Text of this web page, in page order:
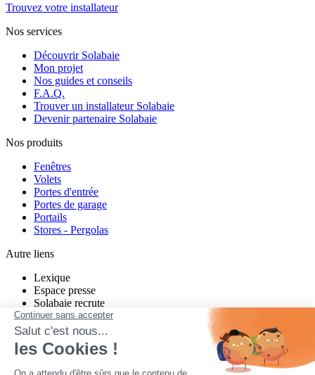
Trouvez votre installateur
Nos services
Découvrir Solabaie
Mon projet
Nos guides et conseils
F.A.Q.
Trouver un installateur Solabaie
Devenir partenaire Solabaie
Nos produits
Fenêtres
Volets
Portes d'entrée
Portes de garage
Portails
Stores - Pergolas
Autre liens
Lexique
Espace presse
Solabaie recrute
Charte de modération Twitter
Charte de modération Facebook
un projet neuf ou en rénovation ?